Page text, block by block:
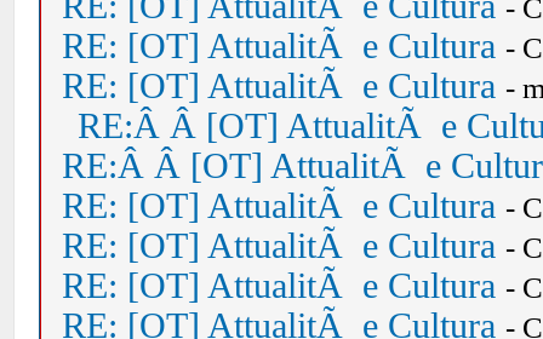
-
RE: [OT] AttualitÃ e Cultura -
RE: [OT] AttualitÃ e Cultura -
RE:Â Â [OT] AttualitÃ e
RE:Â Â [OT] AttualitÃ e
RE: [OT] AttualitÃ e Cultura -
RE: [OT] AttualitÃ e Cultura -
RE: [OT] AttualitÃ e Cultura -
RE: [OT] AttualitÃ e Cultura -